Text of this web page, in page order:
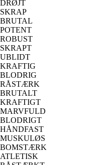
DRØJT
SKRAP
BRUTAL
POTENT
ROBUST
SKRAPT
UBLIDT
KRAFTIG
BLODRIG
RÅSTÆRK
BRUTALT
KRAFTIGT
MARVFULD
BLODRIGT
HÅNDFAST
MUSKULØS
BOMSTÆRK
ATLETISK